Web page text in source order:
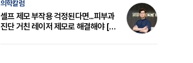
의학칼럼
셀프 제모 부작용 걱정된다면...피부과
진단 거친 레이저 제모로 해결해야 [변